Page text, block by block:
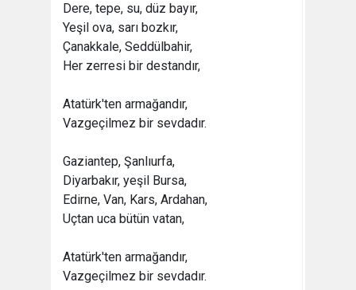
Dere, tepe, su, düz bayır,
Yeşil ova, sarı bozkır,
Çanakkale, Seddülbahir,
Her zerresi bir destandır,
Atatürk'ten armağandır,
Vazgeçilmez bir sevdadır.
Gaziantep, Şanlıurfa,
Diyarbakır, yeşil Bursa,
Edirne, Van, Kars, Ardahan,
Uçtan uca bütün vatan,
Atatürk'ten armağandır,
Vazgeçilmez bir sevdadır.